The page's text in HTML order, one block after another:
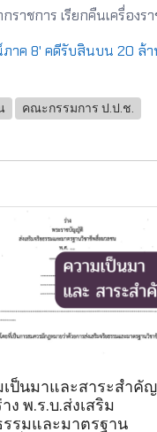
การ เรียกคืนเครื่องร
าค 8' คดีรับสินบน 20 ล้
คณะกรรมการ ป.ป.ช.
เป็นมาและสาระสำคัญ
ง พ.ร.บ.ส่งเสริม
รรมและมาตรฐาน